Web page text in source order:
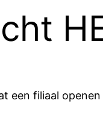
een filiaal